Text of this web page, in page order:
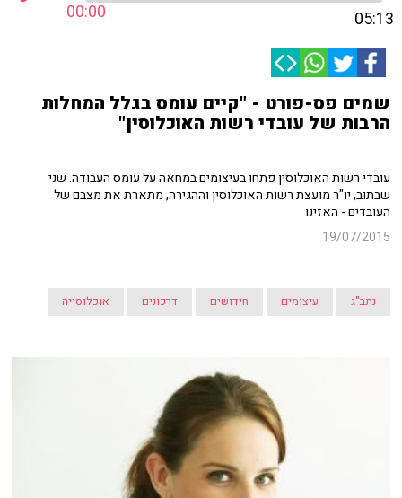
00:00 05:13
שמים פס-פורט - "קיים עומס בגלל המחלות
הרבות של עובדי רשות האוכלוסין"
עובדי רשות האוכלוסין פתחו בעיצומים במחאה על עומס העבודה. שני
שבתוב, יו"ר מועצת רשות האוכלוסין וההגירה, מתארת את מצבם של
העובדים - האזינו
19/07/2015
נתב"ג עיצומים חידושים דרכונים אוכלוסייה